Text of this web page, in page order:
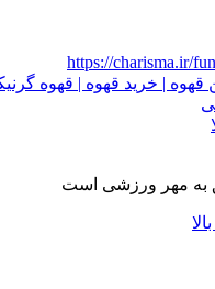
https://charisma.ir/
قهوه | خرید قهوه | قهوه
به مهر ورزشی است